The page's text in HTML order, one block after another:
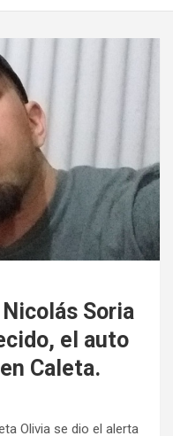
Soria
el auto
Caleta.
Olivia se dio el alerta